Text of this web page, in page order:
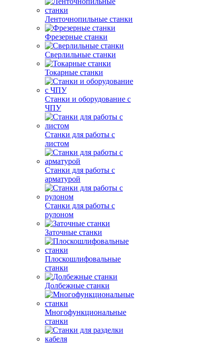
Ленточнопильные станки
Фрезерные станки
Сверлильные станки
Токарные станки
Станки и оборудование с
ЧПУ
Станки для работы с
листом
Станки для работы с
арматурой
Станки для работы с
рулоном
Заточные станки
Плоскошлифовальные
станки
Долбежные станки
Многофункциональные
станки